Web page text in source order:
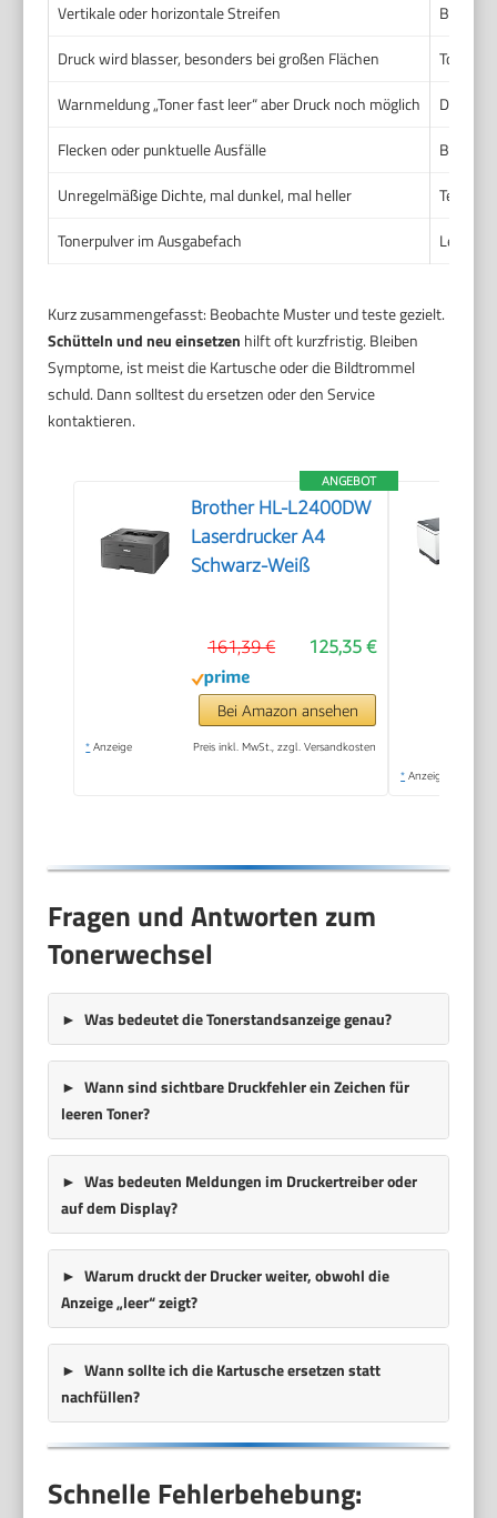
Vertikale oder horizontale Streifen
Druck wird blasser, besonders bei großen Flächen
Warnmeldung „Toner fast leer“ aber Druck noch möglich
Drucker
Flecken oder punktuelle Ausfälle
Unregelmäßige Dichte, mal dunkel, mal heller
Tonerpulver im Ausgabefach
Leck in
Kurz zusammengefasst: Beobachte Muster und teste gezielt.
Schütteln und neu einsetzen hilft oft kurzfristig. Bleiben
Symptome, ist meist die Kartusche oder die Bildtrommel
schuld. Dann solltest du ersetzen oder den Service
kontaktieren.
ANGEBOT
Brother HL-L2400DW
Laserdrucker A4
Schwarz-Weiß
125,35 €
161,39 €
Bei Amazon ansehen
* Anzeige Preis inkl. MwSt., zzgl. Versandkosten
* Anzeige
Fragen und Antworten zum
Tonerwechsel
Was bedeutet die Tonerstandsanzeige genau?
Wann sind sichtbare Druckfehler ein Zeichen für
leeren Toner?
Was bedeuten Meldungen im Druckertreiber oder
auf dem Display?
Warum druckt der Drucker weiter, obwohl die
Anzeige „leer“ zeigt?
Wann sollte ich die Kartusche ersetzen statt
nachfüllen?
Schnelle Fehlerbehebung: